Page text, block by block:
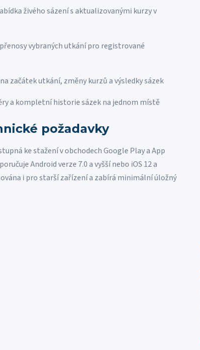
živého sázení s aktualizovanými kurzy v
vybraných utkání pro registrované
začátek utkání, změny kurzů a výsledky sázek
a kompletní historie sázek na jednom místě
požadavky
ke stažení v obchodech Google Play a App
Android verze 7.0 a vyšší nebo iOS 12 a
i pro starší zařízení a zabírá minimální úložný